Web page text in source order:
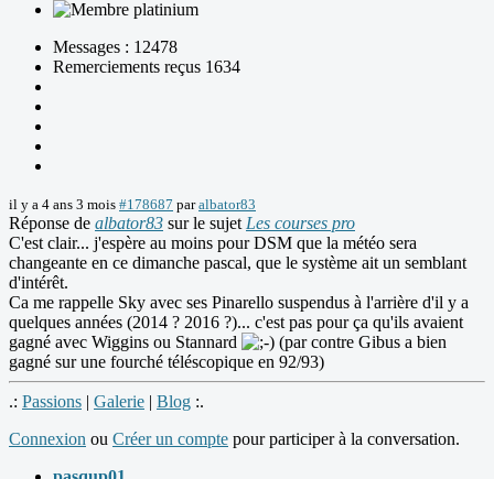
Messages : 12478
Remerciements reçus 1634
il y a 4 ans 3 mois #178687 paralbator83
Réponse de albator83 sur le sujet Les courses pro
C'est clair... j'espère au moins pour DSM que la météo sera
changeante en ce dimanche pascal, que le système ait un semblant
d'intérêt.
Ca me rappelle Sky avec ses Pinarello suspendus à l'arrière d'il y a
quelques années (2014 ? 2016 ?)... c'est pas pour ça qu'ils avaient
gagné avec Wiggins ou Stannard
(par contre Gibus a bien
gagné sur une fourché téléscopique en 92/93)
.: Passions | Galerie | Blog :.
Connexion ou Créer un compte pour participer à la conversation.